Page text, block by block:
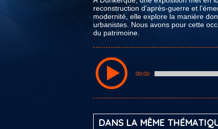
reconstruction d’après-guerre et
modernité, elle explore la manière
urbanistes. Nous avons pour cette
du patrimoine.
00:00
DANS LA MÊME